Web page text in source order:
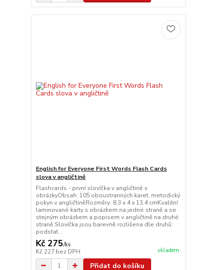
English for Everyone First Words Flash Cards
slova v angličtině
Flashcards - první slovíčka v angličtině s
obrázkyObsah: 105 oboustranných karet, metodický
pokyn v angličtiněRozměry: 8,3 x 4 x 13,4 cmKvalitní
laminované karty s obrázkem na jedné straně a se
stejným obrázkem a popisem v angličtině na druhé
straně.Slovíčka jsou barevně rozlišena dle druhů:
podstat...
Kč 275/ks
Kč 227 bez DPH skladem
Přidat do košíku